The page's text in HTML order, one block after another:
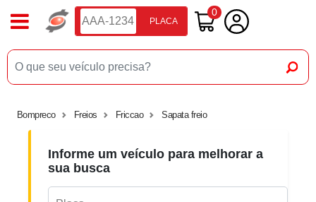
PLACA
0
Bompreco Freios Friccao Sapata freio
Informe um veículo para melhorar a
sua busca